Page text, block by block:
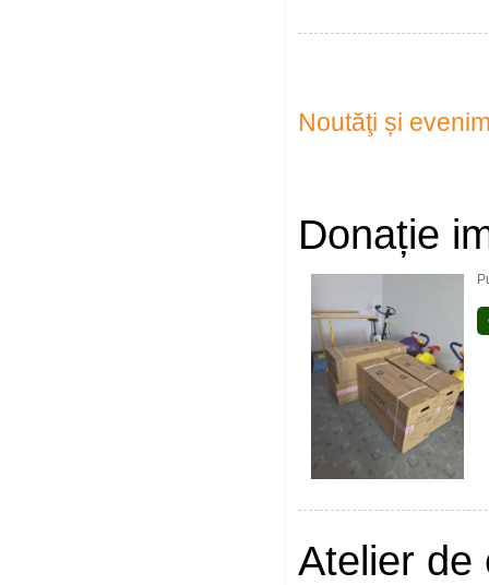
Noutăţi și
Donație
Atelier de